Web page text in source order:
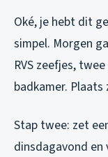
Oké, je hebt dit
simpel. Morgen
RVS zeefjes,
badkamer.
Stap twee: zet
dinsdagavond en